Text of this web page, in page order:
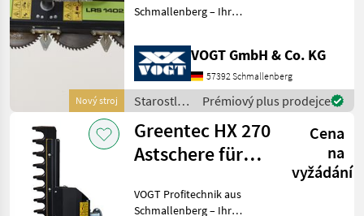
Nový stroj
Schmallenberg – Ihr
professionelle
Landschaftspflegetechnik =
Mehrere VOGT-Standorte +
100 Servicepartner in
Deutsch
VOGT GmbH & Co. KG
57392 Schmallenberg
Starostlivosť
o stromy /
Greentec
Prémiový plus prodejce
Greentec HX 270
Astschere für
/Radlader
Cena
na
vyžádání
VOGT Profitechnik aus
Schmallenberg – Ihr